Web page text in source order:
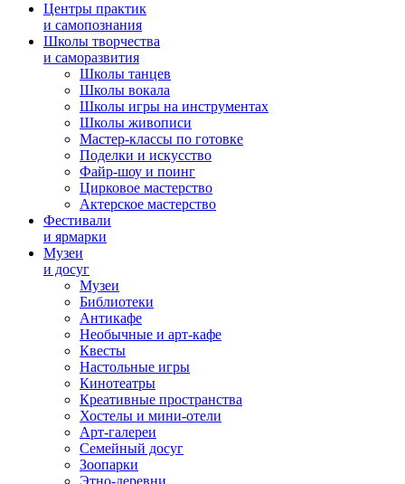
Центры практик
и самопознания
Школы творчества
и саморазвития
Школы танцев
Школы вокала
Школы игры на инструментах
Школы живописи
Мастер-классы по готовке
Поделки и искусство
Файр-шоу и поинг
Цирковое мастерство
Актерское мастерство
Фестивали
и ярмарки
Музеи
и досуг
Музеи
Библиотеки
Антикафе
Необычные и арт-кафе
Квесты
Настольные игры
Кинотеатры
Креативные пространства
Хостелы и мини-отели
Арт-галереи
Семейный досуг
Зоопарки
Этно-деревни